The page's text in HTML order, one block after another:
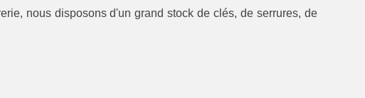
nous disposons d'un grand stock de clés, de serrures, de